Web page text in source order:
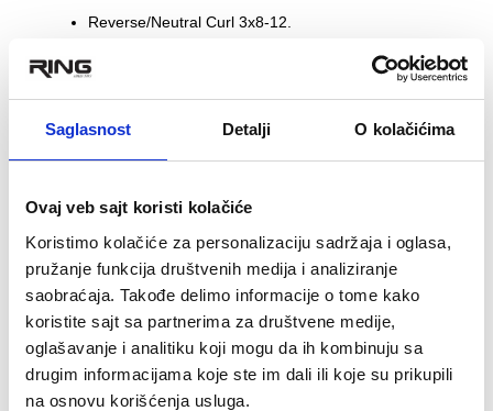
Saglasnost Detalji O kolačićima
Ovaj veb sajt koristi kolačiće
Koristimo kolačiće za personalizaciju sadržaja i oglasa,
pružanje funkcija društvenih medija i analiziranje
saobraćaja. Takođe delimo informacije o tome kako
koristite sajt sa partnerima za društvene medije,
oglašavanje i analitiku koji mogu da ih kombinuju sa
drugim informacijama koje ste im dali ili koje su prikupili
na osnovu korišćenja usluga.
Reverse/Neutral Curl 3x8-12.
Opciono 3. dan:
Reverse Arm Curl 3x8-12.
Podelite sa prijateljima
Pročitajte i tekstove